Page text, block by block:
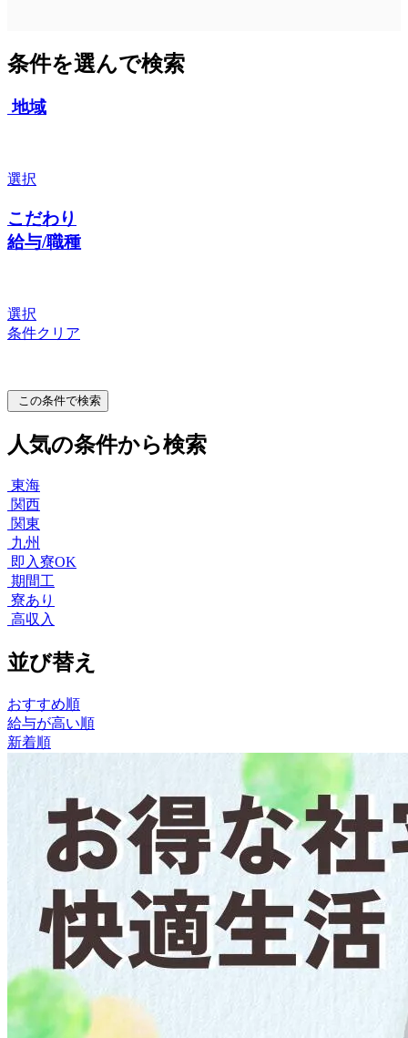
条件を選んで検索
地域
選択
こだわり
給与/職種
選択
条件クリア
この条件で検索
人気の条件から検索
東海
関西
関東
九州
即入寮OK
期間工
寮あり
高収入
並び替え
おすすめ順
給与が高い順
新着順